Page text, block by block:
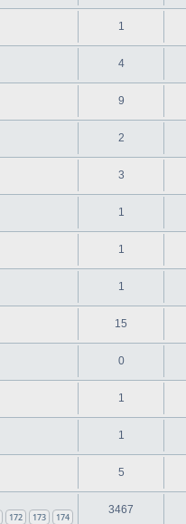
1
4
9
2
3
1
1
1
15
0
1
1
5
172 173 174
3467